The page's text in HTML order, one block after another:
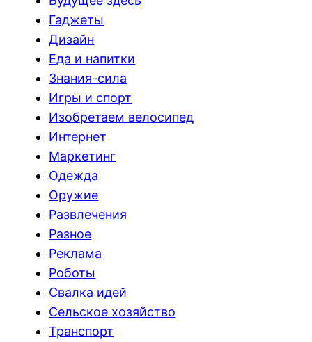
Гаджеты
Дизайн
Еда и напитки
Знания-сила
Игры и спорт
Изобретаем велосипед
Интернет
Маркетинг
Одежда
Оружие
Развлечения
Разное
Реклама
Роботы
Свалка идей
Сельское хозяйство
Транспорт